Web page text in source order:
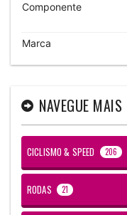
Componente
Marca
NAVEGUE MAIS
CICLISMO & SPEED 206
RODAS 21